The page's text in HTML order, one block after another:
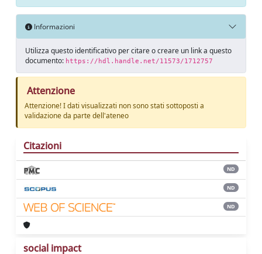
Informazioni
Utilizza questo identificativo per citare o creare un link a questo
documento: https://hdl.handle.net/11573/1712757
Attenzione
Attenzione! I dati visualizzati non sono stati sottoposti a
validazione da parte dell'ateneo
Citazioni
ND
ND
ND
social impact